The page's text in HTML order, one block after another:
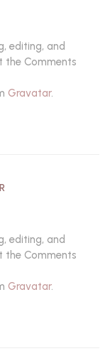
editing, and
the Comments
Gravatar.
editing, and
the Comments
Gravatar.